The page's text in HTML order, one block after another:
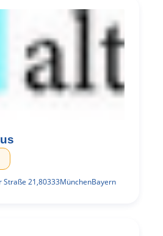
Straße 21,80333MünchenBayern